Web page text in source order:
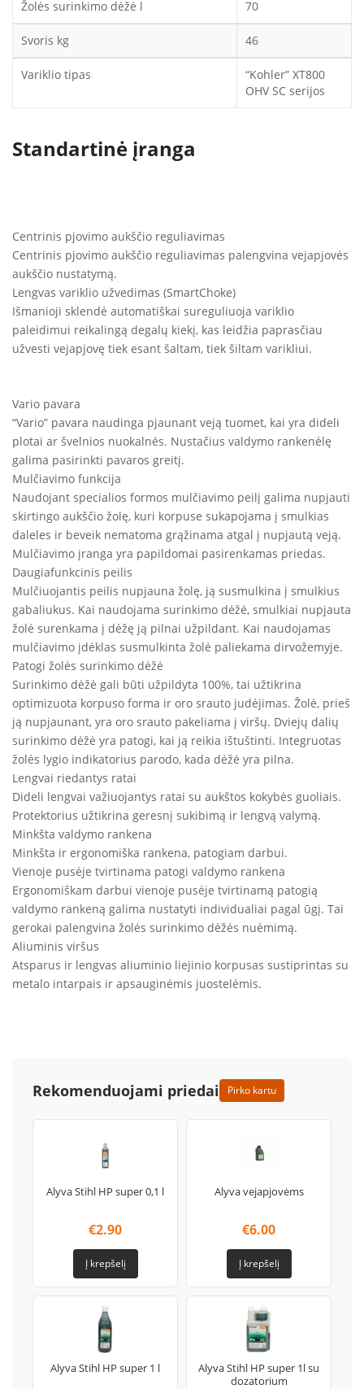
Žolės surinkimo dėžė l 70
Svoris kg 46
Variklio tipas
“Kohler” XT800
OHV SC serijos
Standartinė įranga
Centrinis pjovimo aukščio reguliavimas
Centrinis pjovimo aukščio reguliavimas palengvina vejapjovės
aukščio nustatymą.
Lengvas variklio užvedimas (SmartChoke)
Išmanioji sklendė automatiškai sureguliuoja variklio
paleidimui reikalingą degalų kiekį, kas leidžia paprasčiau
užvesti vejapjovę tiek esant šaltam, tiek šiltam varikliui.
Vario pavara
“Vario” pavara naudinga pjaunant veją tuomet, kai yra dideli
plotai ar švelnios nuokalnės. Nustačius valdymo rankenėlę
galima pasirinkti pavaros greitį.
Mulčiavimo funkcija
Naudojant specialios formos mulčiavimo peilį galima nupjauti
skirtingo aukščio žolę, kuri korpuse sukapojama į smulkias
daleles ir beveik nematoma grąžinama atgal į nupjautą veją.
Mulčiavimo įranga yra papildomai pasirenkamas priedas.
Daugiafunkcinis peilis
Mulčiuojantis peilis nupjauna žolę, ją susmulkina į smulkius
gabaliukus. Kai naudojama surinkimo dėžė, smulkiai nupjauta
žolė surenkama į dėžę ją pilnai užpildant. Kai naudojamas
mulčiavimo įdėklas susmulkinta žolė paliekama dirvožemyje.
Patogi žolės surinkimo dėžė
Surinkimo dėžė gali būti užpildyta 100%, tai užtikrina
optimizuota korpuso forma ir oro srauto judėjimas. Žolė, prieš
ją nupjaunant, yra oro srauto pakeliama į viršų. Dviejų dalių
surinkimo dėžė yra patogi, kai ją reikia ištuštinti. Integruotas
žolės lygio indikatorius parodo, kada dėžė yra pilna.
Lengvai riedantys ratai
Dideli lengvai važiuojantys ratai su aukštos kokybės guoliais.
Protektorius užtikrina geresnį sukibimą ir lengvą valymą.
Minkšta valdymo rankena
Minkšta ir ergonomiška rankena, patogiam darbui.
Vienoje pusėje tvirtinama patogi valdymo rankena
Ergonomiškam darbui vienoje pusėje tvirtinamą patogią
valdymo rankeną galima nustatyti individualiai pagal ūgį. Tai
gerokai palengvina žolės surinkimo dėžės nuėmimą.
Aliuminis viršus
Atsparus ir lengvas aliuminio liejinio korpusas sustiprintas su
metalo intarpais ir apsauginėmis juostelėmis.
Rekomenduojami priedai Pirko kartu
Alyva Stihl HP super 0,1 l
€2.90
Į krepšelį
Alyva vejapjovėms
€6.00
Į krepšelį
Alyva Stihl HP super 1 l
Alyva Stihl HP super 1l su
dozatorium